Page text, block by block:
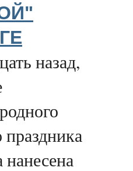
назад,
праздника